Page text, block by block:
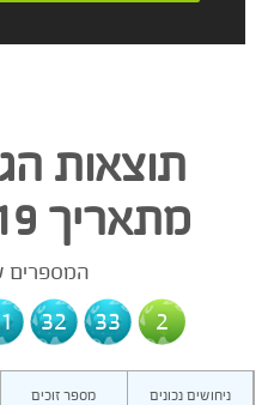
מתאריך 2026-05-19
המספרים
32 33 2
ניחושים נכונים מספר זוכים